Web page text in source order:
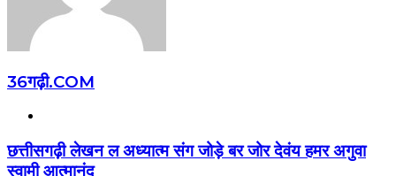
36गढ़ी.COM
छत्तीसगढ़ी लेखन ल अध्यात्म संग जोड़े बर जोर देवंय हमर अगुवा
स्वामी आत्मानंद